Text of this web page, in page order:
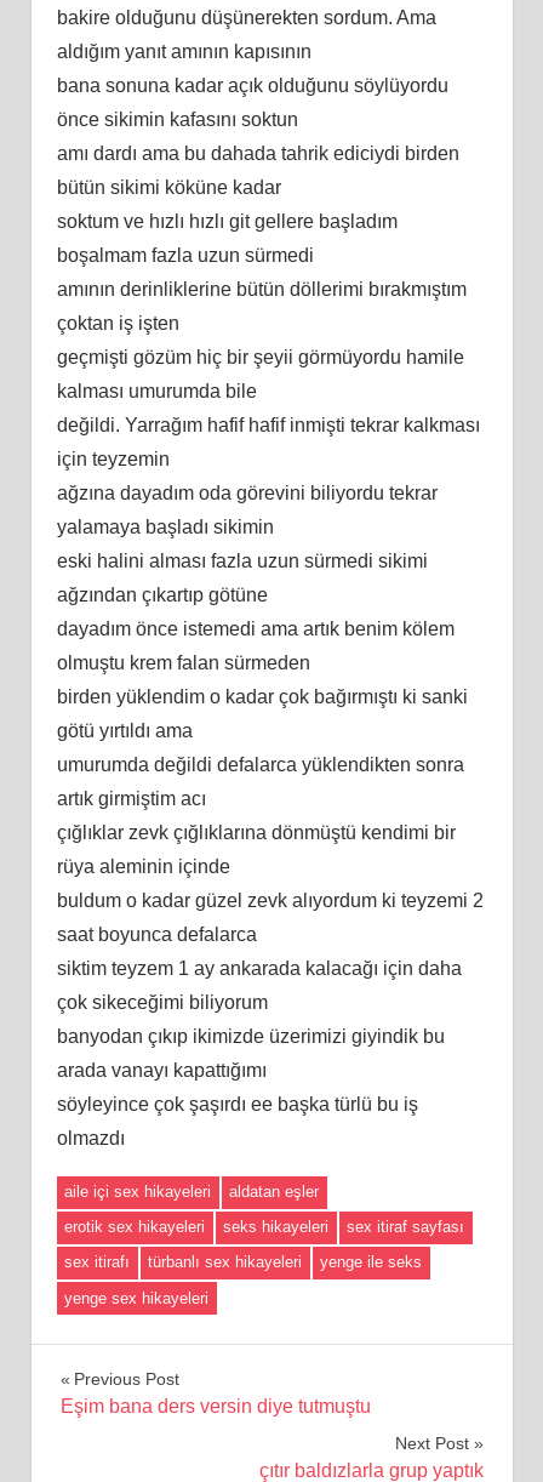
bakire olduğunu düşünerekten sordum. Ama
aldığım yanıt amının kapısının
bana sonuna kadar açık olduğunu söylüyordu
önce sikimin kafasını soktun
amı dardı ama bu dahada tahrik ediciydi birden
bütün sikimi köküne kadar
soktum ve hızlı hızlı git gellere başladım
boşalmam fazla uzun sürmedi
amının derinliklerine bütün döllerimi bırakmıştım
çoktan iş işten
geçmişti gözüm hiç bir şeyii görmüyordu hamile
kalması umurumda bile
değildi. Yarrağım hafif hafif inmişti tekrar kalkması
için teyzemin
ağzına dayadım oda görevini biliyordu tekrar
yalamaya başladı sikimin
eski halini alması fazla uzun sürmedi sikimi
ağzından çıkartıp götüne
dayadım önce istemedi ama artık benim kölem
olmuştu krem falan sürmeden
birden yüklendim o kadar çok bağırmıştı ki sanki
götü yırtıldı ama
umurumda değildi defalarca yüklendikten sonra
artık girmiştim acı
çığlıklar zevk çığlıklarına dönmüştü kendimi bir
rüya aleminin içinde
buldum o kadar güzel zevk alıyordum ki teyzemi 2
saat boyunca defalarca
siktim teyzem 1 ay ankarada kalacağı için daha
çok sikeceğimi biliyorum
banyodan çıkıp ikimizde üzerimizi giyindik bu
arada vanayı kapattığımı
söyleyince çok şaşırdı ee başka türlü bu iş
olmazdı
aile içi sex hikayeleri
aldatan eşler
erotik sex hikayeleri
seks hikayeleri
sex itiraf sayfası
sex itirafı
türbanlı sex hikayeleri
yenge ile seks
yenge sex hikayeleri
Yazı
Previous Post
Eşim bana ders versin diye tutmuştu
Next Post
çıtır baldızlarla grup yaptık